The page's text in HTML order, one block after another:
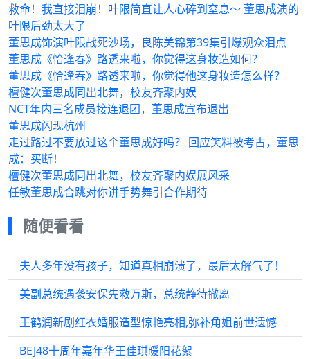
救命！我直接泪崩！叶限简直让人心碎到窒息～ 董思成演的
叶限后劲太大了
董思成饰演叶限战死沙场，良陈美锦第39集引爆观众泪点
董思成《恰逢春》路透来啦，你觉得这身妆造如何？
董思成《恰逢春》路透来啦，你觉得他这身妆造怎么样？
檀健次董思成同出北舞，校友齐聚内娱
NCT年内三名成员接连退团，董思成宣布退出
董思成闪现杭州
走过路过不要放过这个董思成好吗？ 回应笑料被考古，董思
成：买断！
檀健次董思成同出北舞，校友齐聚内娱展风采
任敏董思成合跳对你讲手势舞引合作期待
随便看看
夫人多年没有孩子，知道真相崩溃了，最后太解气了！
美副总统遇袭安保先救万斯，总统静待撤离
王鹤润新剧红衣婚服造型惊艳亮相,弥补角姐前世遗憾
BEJ48十周年嘉年华王佳琪暖阳花絮